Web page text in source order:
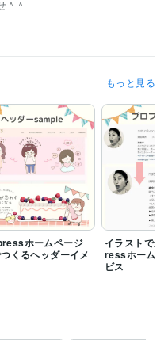
イラスト・漫画作成が得意で
もっと見る
ホームページ
くるヘッダーイメ
イラストで
ressホームペ
ビス